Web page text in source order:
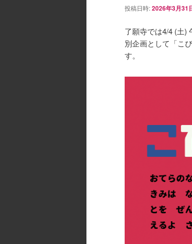
投稿日時:2026年3月31
了願寺では4/4 (土)
別企画として「こ
す。